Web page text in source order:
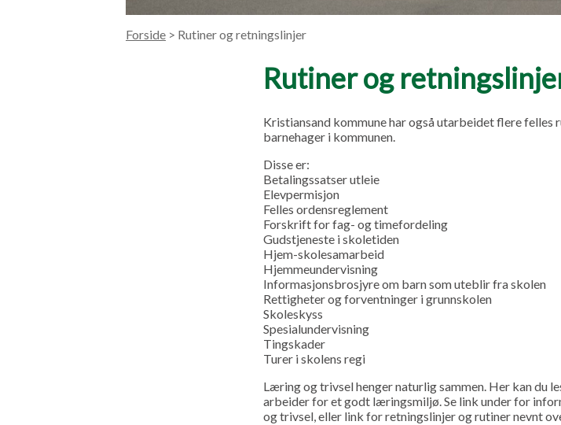
Forside > Rutiner og retningslinjer
Rutiner og
Kristiansand kommune har også utarbeidet flere
barnehager i kommunen.
Disse er:
Betalingssatser utleie
Elevpermisjon
Felles ordensreglement
Forskrift for fag- og timefordeling
Gudstjeneste i skoletiden
Hjem-skolesamarbeid
Hjemmeundervisning
Informasjonsbrosjyre om barn som uteblir fra skolen
Rettigheter og forventninger i grunnskolen
Skoleskyss
Spesialundervisning
Tingskader
Turer i skolens regi
Læring og trivsel henger naturlig sammen. Her kan du
arbeider for et godt læringsmiljø. Se link under for
og trivsel, eller link for retningslinjer og rutiner nevnt